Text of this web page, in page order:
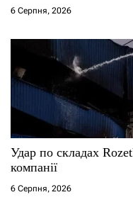
в
6 Серпня, 2026
Удар по складах
компанії
6 Серпня, 2026